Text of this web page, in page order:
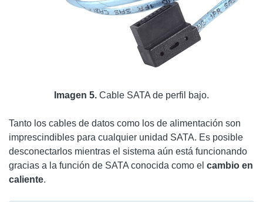
Imagen 5. Cable SATA de perfil bajo.
Tanto los cables de datos como los de alimentación son
imprescindibles para cualquier unidad SATA. Es posible
desconectarlos mientras el sistema aún está funcionando
gracias a la función de SATA conocida como el cambio en
caliente.